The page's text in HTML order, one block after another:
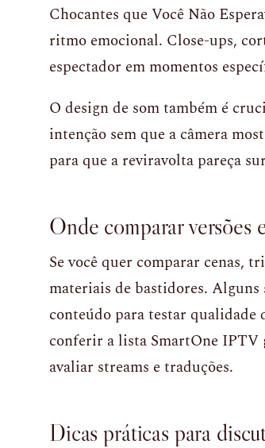
Chocantes que Você Não
ritmo emocional. Close-ups,
espectador em momentos
O design de som também é
intenção sem que a câmera
para que a reviravolta pareça
Onde comparar versões
Se você quer comparar cenas,
materiais de bastidores. Alguns
conteúdo para testar qualidade
conferir a lista SmartOne
avaliar streams e traduções.
Dicas práticas para